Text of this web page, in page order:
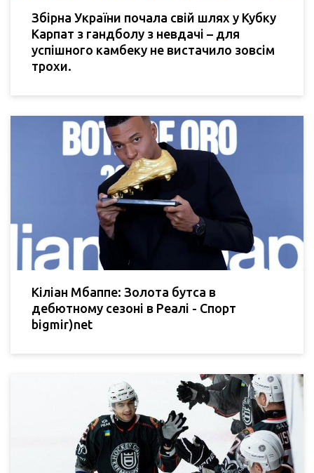
Збірна України почала свій шлях у Кубку
Карпат з гандболу з невдачі – для
успішного камбеку не вистачило зовсім
трохи.
Кіліан Мбаппе: Золота бутса в
дебютному сезоні в Реалі - Спорт
bigmir)net